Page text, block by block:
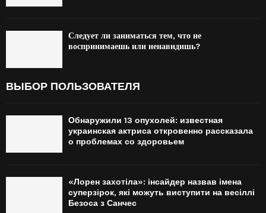
Следует ли заниматься тем, что не
воспринимаешь или ненавидишь?
ВЫБОР ПОЛЬЗОВАТЕЛЯ
Обнаружили 13 опухолей: известная
украинская актриса откровенно рассказала
о проблемах со здоровьем
«Лорен захотіла»: інсайдер назвав імена
суперзірок, які можуть виступити на весіллі
Безоса з Санчес